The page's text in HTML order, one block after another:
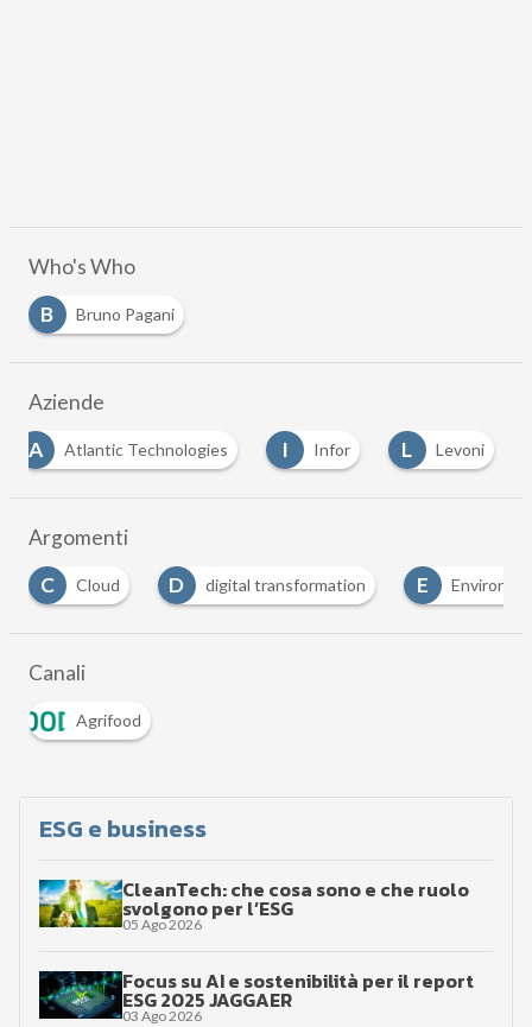
Who's Who
B
Bruno Pagani
Aziende
A
Atlantic Technologies I Infor L Levoni
Argomenti
D digital transformation E Environmental Social
Canali
Agrifood
ESG e business
CleanTech: che cosa sono e che ruolo
svolgono per l’ESG
05 Ago 2026
Focus su AI e sostenibilità per il report
ESG 2025 JAGGAER
03 Ago 2026